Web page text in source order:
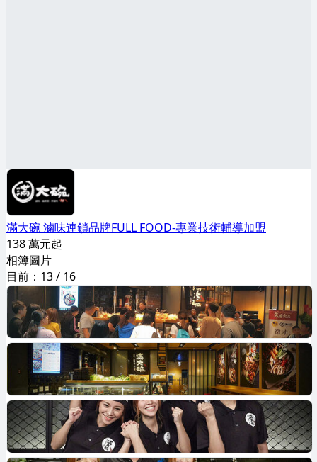
滿大碗 滷味連鎖品牌FULL FOOD-專業技術輔導加盟
138 萬元起
相簿圖片
目前： 13/ 16